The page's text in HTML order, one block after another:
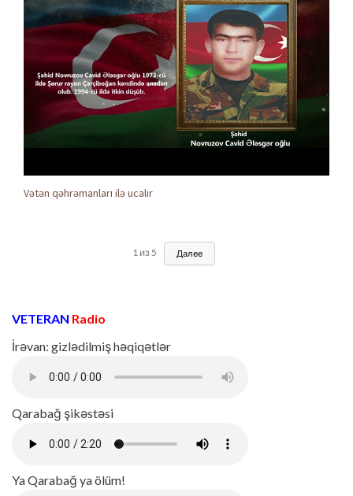
Vətən qəhrəmanları ilə ucalır
1 из 5 Далее
VETERAN Radio
İrəvan: gizlədilmiş həqiqətlər
Qarabağ şikəstəsi
Ya Qarabağ ya ölüm!